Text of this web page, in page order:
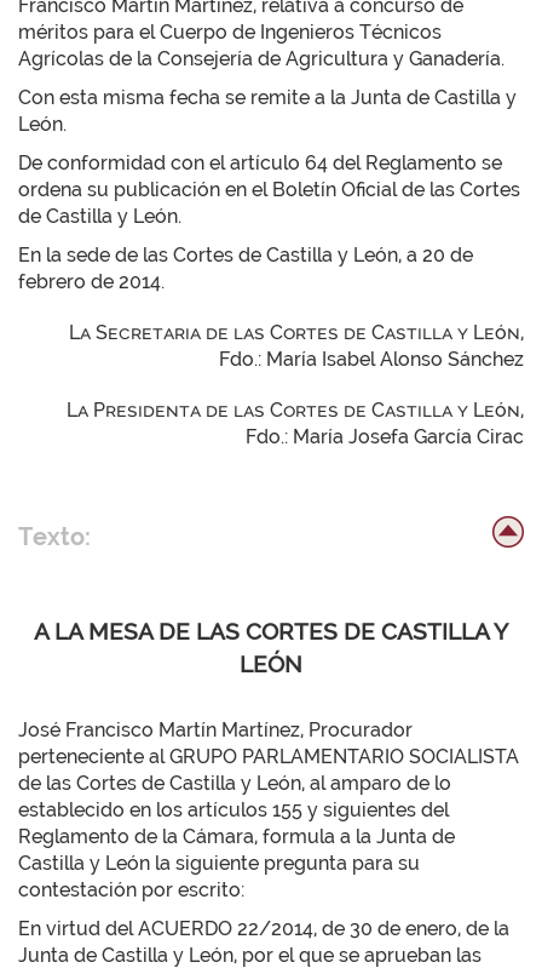
Francisco Martín Martínez, relativa a concurso de
méritos para el Cuerpo de Ingenieros Técnicos
Agrícolas de la Consejería de Agricultura y Ganadería.
Con esta misma fecha se remite a la Junta de Castilla y
León.
De conformidad con el artículo 64 del Reglamento se
ordena su publicación en el Boletín Oficial de las Cortes
de Castilla y León.
En la sede de las Cortes de Castilla y León, a 20 de
febrero de 2014.
La Secretaria de las Cortes de Castilla y León,
Fdo.: María Isabel Alonso Sánchez
La Presidenta de las Cortes de Castilla y León,
Fdo.: María Josefa García Cirac
Texto:
A LA MESA DE LAS CORTES DE CASTILLA Y
LEÓN
José Francisco Martín Martínez, Procurador
perteneciente al GRUPO PARLAMENTARIO SOCIALISTA
de las Cortes de Castilla y León, al amparo de lo
establecido en los artículos 155 y siguientes del
Reglamento de la Cámara, formula a la Junta de
Castilla y León la siguiente pregunta para su
contestación por escrito:
En virtud del ACUERDO 22/2014, de 30 de enero, de la
Junta de Castilla y León, por el que se aprueban las